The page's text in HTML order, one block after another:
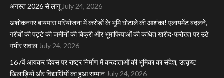
अगस्त 2026 से लागू July 24, 2026
अशोकनगर बायपास परियोजना में करोड़ों के भूमि घोटाले की आशंका! एलायमेंट बदलने,
गरीबों की पट्टे की जमीनों की बिक्री और भूमाफियाओं की कथित खरीद-फरोख्त पर उठे
गंभीर सवाल July 24, 2026
167वें आयकर दिवस पर राष्ट्र निर्माण में करदाताओं की भूमिका का संदेश, उत्कृष्ट
खिलाड़ियों और विद्यार्थियों का हुआ सम्मान July 24, 2026